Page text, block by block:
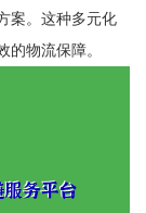
案。这种多元化
物流保障。